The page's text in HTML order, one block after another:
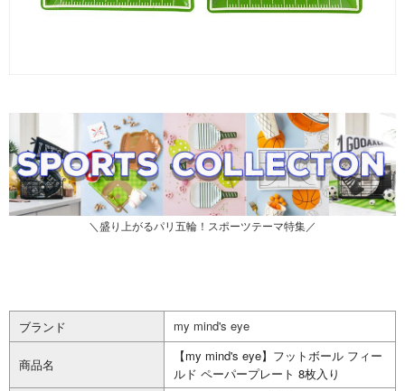
＼盛り上がるパリ五輪！スポーツテーマ特集／
ブランド my mind's eye
商品名
【my mind's eye】フットボール フィー
ルド ペーパープレート 8枚入り